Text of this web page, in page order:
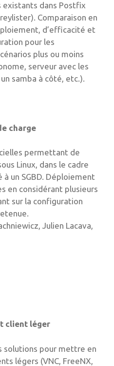
dans Postfix
Comparaison en
d’efficacité et
pour les
plus ou moins
serveur avec les
samba à côté, etc.).
charge
permettant de
Linux, dans le cadre
à un SGBD. Déploiement
en considérant plusieurs
sur la configuration
Julien Lacava,
client léger
solutions pour mettre en
légers (VNC, FreeNX,